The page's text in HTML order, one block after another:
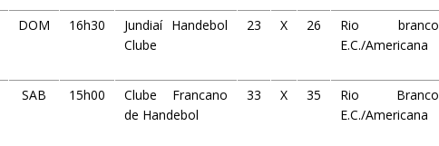
DOM 16h30
Jundiaí Handebol
Clube
23 X 26
Rio branco
E.C./Americana
SAB 15h00
Clube Francano
de Handebol
33 X 35
Rio Branco
E.C./Americana